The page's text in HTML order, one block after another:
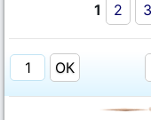
1 2 3